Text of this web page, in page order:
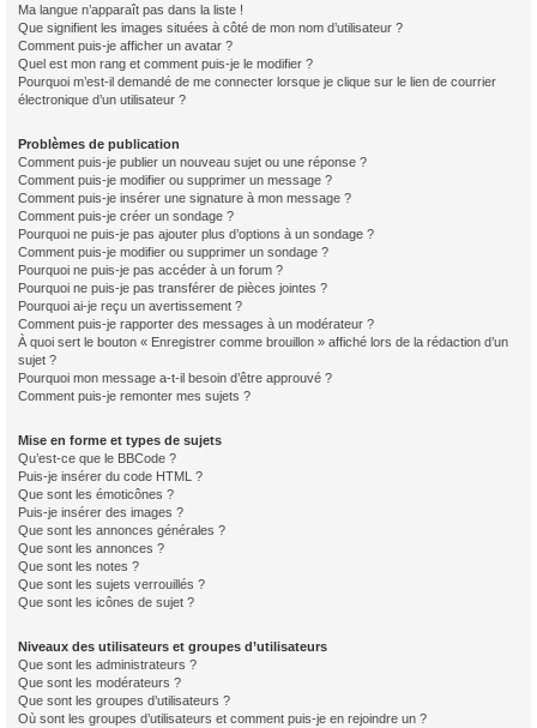
Ma langue n’apparaît pas dans la liste !
Que signifient les images situées à côté de mon nom d’utilisateur ?
Comment puis-je afficher un avatar ?
Quel est mon rang et comment puis-je le modifier ?
Pourquoi m’est-il demandé de me connecter lorsque je clique sur le lien de courrier
électronique d’un utilisateur ?
Problèmes de publication
Comment puis-je publier un nouveau sujet ou une réponse ?
Comment puis-je modifier ou supprimer un message ?
Comment puis-je insérer une signature à mon message ?
Comment puis-je créer un sondage ?
Pourquoi ne puis-je pas ajouter plus d’options à un sondage ?
Comment puis-je modifier ou supprimer un sondage ?
Pourquoi ne puis-je pas accéder à un forum ?
Pourquoi ne puis-je pas transférer de pièces jointes ?
Pourquoi ai-je reçu un avertissement ?
Comment puis-je rapporter des messages à un modérateur ?
À quoi sert le bouton « Enregistrer comme brouillon » affiché lors de la rédaction d’un
sujet ?
Pourquoi mon message a-t-il besoin d’être approuvé ?
Comment puis-je remonter mes sujets ?
Mise en forme et types de sujets
Qu’est-ce que le BBCode ?
Puis-je insérer du code HTML ?
Que sont les émoticônes ?
Puis-je insérer des images ?
Que sont les annonces générales ?
Que sont les annonces ?
Que sont les notes ?
Que sont les sujets verrouillés ?
Que sont les icônes de sujet ?
Niveaux des utilisateurs et groupes d’utilisateurs
Que sont les administrateurs ?
Que sont les modérateurs ?
Que sont les groupes d’utilisateurs ?
Où sont les groupes d’utilisateurs et comment puis-je en rejoindre un ?